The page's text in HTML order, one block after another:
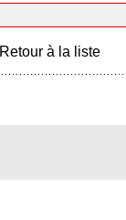
Retour à la liste